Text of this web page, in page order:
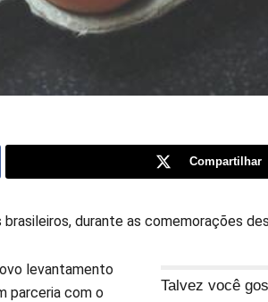
Compartilhar
durante as comemorações
Talvez você
levantamento
parceria com o